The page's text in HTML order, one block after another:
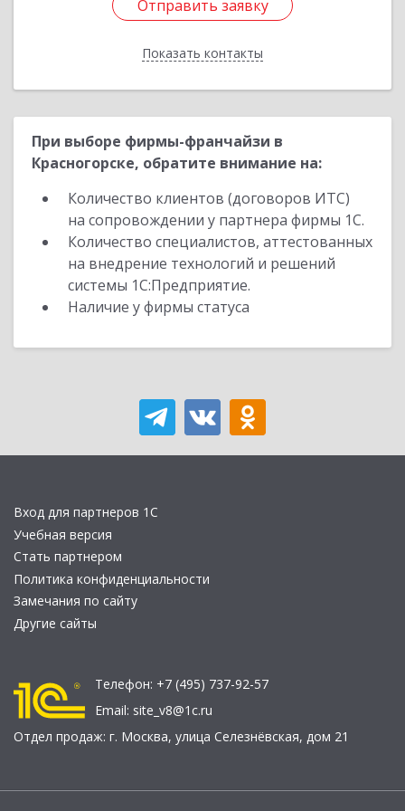
Отправить заявку
Показать контакты
Отправить заявку
Назад
При выборе фирмы-франчайзи в
Красногорске, обратите внимание на:
Количество клиентов (договоров ИТС)
на сопровождении у партнера фирмы 1С.
Количество специалистов, аттестованных
на внедрение технологий и решений
системы 1С:Предприятие.
Наличие у фирмы статуса
Вход для партнеров 1С
Учебная версия
Стать партнером
Политика конфиденциальности
Замечания по сайту
Другие сайты
Телефон: +7 (495) 737-92-57
Email: site_v8@1c.ru
Отдел продаж: г. Москва, улица Селезнёвская, дом 21